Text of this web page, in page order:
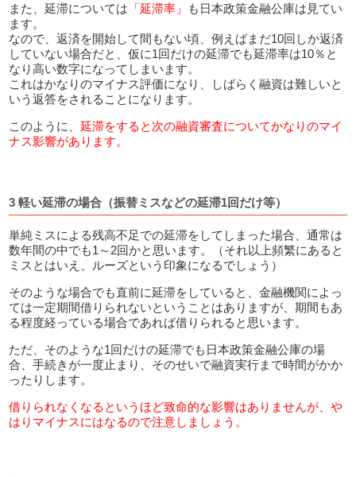
また、延滞については 「延滞率」
も日本政策金融公庫は見てい
ます。
なので、返済を開始して間もない頃、例えばまだ10回しか返済
していない場合だと、仮に1回だけの延滞でも延滞率は10％と
なり高い数字になってしまいます。
これはかなりのマイナス評価になり、しばらく融資は難しいと
いう返答をされることになります。
このように、延滞をすると次の融資審査についてかなりのマイ
ナス影響があります。
3 軽い延滞の場合（振替ミスなどの延滞1回だけ等）
単純ミスによる残高不足での延滞をしてしまった場合、通常は
数年間の中でも1～2回かと思います。（それ以上頻繁にあると
ミスとはいえ、ルーズという印象になるでしょう）
そのような場合でも直前に延滞をしていると、金融機関によっ
ては一定期間借りられないということはありますが、期間もあ
る程度経っている場合であれば借りられると思います。
ただ、そのような1回だけの延滞でも日本政策金融公庫の場
合、手続きが一度止まり、そのせいで融資実行まで時間がかか
ったりします。
借りられなくなるというほど致命的な影響はありませんが、や
はりマイナスにはなるので注意しましょう。